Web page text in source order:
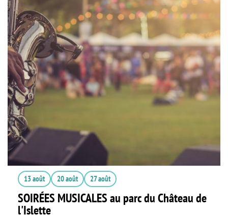
13 août 20 août 27 août
SOIRÉES MUSICALES au parc du Château de
l'Islette